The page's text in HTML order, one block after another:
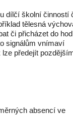
dílčí školní činností
tělesná
či přicházet do
signálům vnímaví
předejít
absencí ve